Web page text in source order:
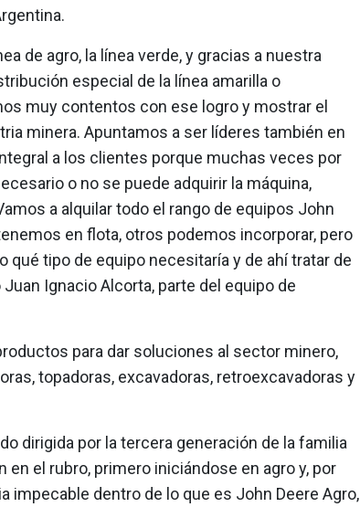
de agro, la línea verde, y gracias a nuestra
especial de la línea amarilla o
muy contentos con ese logro y mostrar el
minera. Apuntamos a ser líderes también en
a los clientes porque muchas veces por
o no se puede adquirir la máquina,
a alquilar todo el rango de equipos John
en flota, otros podemos incorporar, pero
qué tipo de equipo necesitaría y de ahí tratar de
Ignacio Alcorta, parte del equipo de
para dar soluciones al sector minero,
topadoras, excavadoras, retroexcavadoras y
dirigida por la tercera generación de la familia
el rubro, primero iniciándose en agro y, por
impecable dentro de lo que es John Deere Agro,